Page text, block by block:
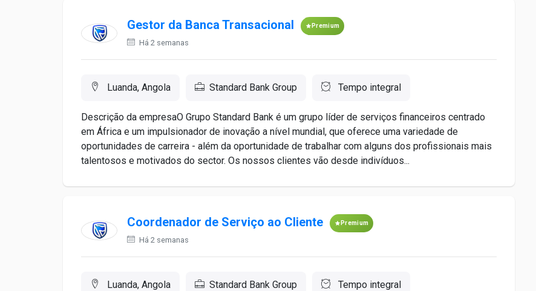
Gestor da Banca Transacional Premium
Há 2 semanas
Luanda, Angola Standard Bank Group Tempo integral
Descrição da empresaO Grupo Standard Bank é um grupo líder de serviços financeiros centrado
em África e um impulsionador de inovação a nível mundial, que oferece uma variedade de
oportunidades de carreira - além da oportunidade de trabalhar com alguns dos profissionais mais
talentosos e motivados do sector. Os nossos clientes vão desde indivíduos...
Coordenador de Serviço ao Cliente Premium
Há 2 semanas
Luanda, Angola Standard Bank Group Tempo integral